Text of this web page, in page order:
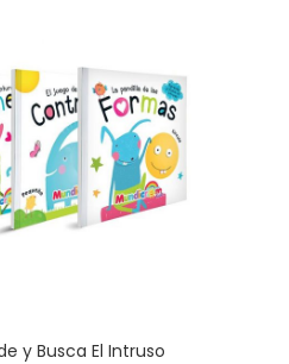
y Busca El Intruso